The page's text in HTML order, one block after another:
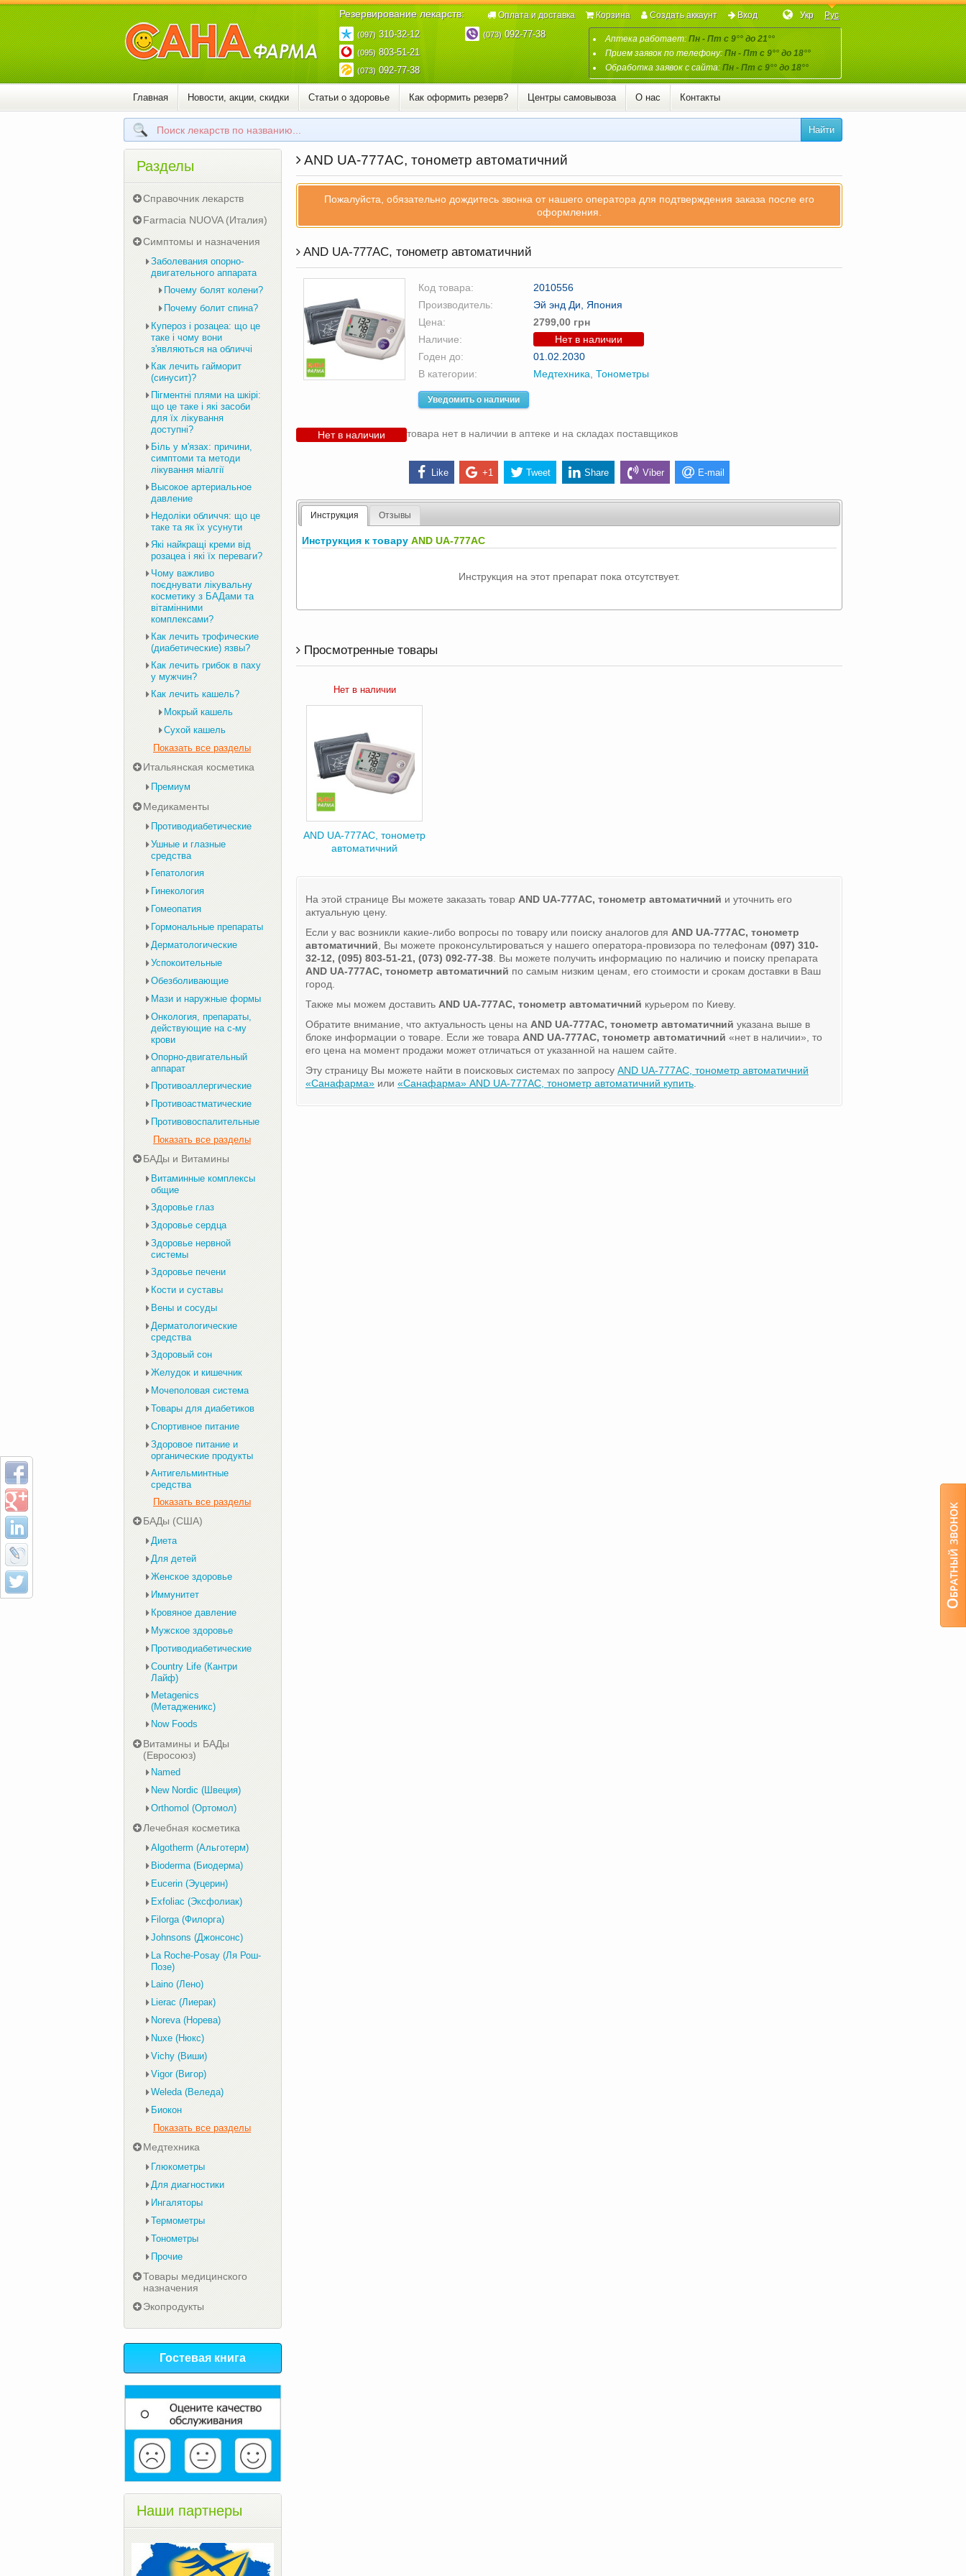
Резервирование лекарств:
(097)310-32-12
(095)803-51-21
(073)092-77-38
(073)092-77-38 Аптека работает:Пн - Пт с 9°° до 21°°
Прием заявок по телефону:Пн - Пт с 9°° до 18°°
Обработка заявок с сайта:Пн - Пт с 9°° до 18°°
Укр Рус
Оплата и доставка Корзина Создать аккаунт Вход
Главная Новости, акции, скидки Статьи о здоровье Как оформить резерв? Центры самовывоза О нас Контакты
Найти
AND UA-777AC, тонометр автоматичний
Пожалуйста, обязательно дождитесь звонка от нашего оператора для подтверждения заказа после его
оформления.
AND UA-777AC, тонометр автоматичний
Код товара:
2010556
Производитель:
Эй энд Ди, Япония
Цена:
2799,00 грн
Наличие:
Нет в наличии
Годен до:
01.02.2030
В категории:
Медтехника Тонометры
Уведомить о наличии
Нет в наличии товара нет в наличии в аптеке и на складах поставщиков
Like +1 Tweet Share Viber E-mail
Инструкция Отзывы
Инструкция к товаруAND UA-777AC
Инструкция на этот препарат пока отсутствует.
Просмотренные товары
Нет в наличии
AND UA-777AC, тонометр
автоматичний
На этой странице Вы можете заказать товар AND UA-777AC, тонометр автоматичний и уточнить его
актуальную цену.
Если у вас возникли какие-либо вопросы по товару или поиску аналогов для AND UA-777AC, тонометр
автоматичний , Вы можете проконсультироваться у нашего оператора-провизора по телефонам (097) 310-
32-12, (095) 803-51-21, (073) 092-77-38 . Вы можете получить информацию по наличию и поиску препарата
AND UA-777AC, тонометр автоматичний по самым низким ценам, его стоимости и срокам доставки в Ваш
город.
Также мы можем доставить AND UA-777AC, тонометр автоматичний курьером по Киеву.
Обратите внимание, что актуальность цены на AND UA-777AC, тонометр автоматичний указана выше в
блоке информации о товаре. Если же товара AND UA-777AC, тонометр автоматичний «нет в наличии», то
его цена на момент продажи может отличаться от указанной на нашем сайте.
Эту страницу Вы можете найти в поисковых системах по запросу AND UA-777AC, тонометр автоматичний
«Санафарма» или «Санафарма» AND UA-777AC, тонометр автоматичний купить
Разделы
Справочник лекарств
Farmacia NUOVA (Италия)
Симптомы и назначения
Заболевания опорно-
двигательного аппарата
Почему болят колени?
Почему болит спина?
Купероз і розацеа: що це
таке і чому вони
з'являються на обличчі
Как лечить гайморит
(синусит)?
Пігментні плями на шкірі:
що це таке і які засоби
для їх лікування
доступні?
Біль у м'язах: причини,
симптоми та методи
лікування міалгії
Высокое артериальное
давление
Недоліки обличчя: що це
таке та як їх усунути
Які найкращі креми від
розацеа і які їх переваги?
Чому важливо
поєднувати лікувальну
косметику з БАДами та
вітамінними
комплексами?
Как лечить трофические
(диабетические) язвы?
Как лечить грибок в паху
у мужчин?
Как лечить кашель?
Мокрый кашель
Сухой кашель
Показать все разделы
Итальянская косметика
Премиум
Медикаменты
Противодиабетические
Ушные и глазные
средства
Гепатология
Гинекология
Гомеопатия
Гормональные препараты
Дерматологические
Успокоительные
Обезболивающие
Мази и наружные формы
Онкология, препараты,
действующие на с-му
крови
Опорно-двигательный
аппарат
Противоаллергические
Противоастматические
Противовоспалительные
Показать все разделы
БАДы и Витамины
Витаминные комплексы
общие
Здоровье глаз
Здоровье сердца
Здоровье нервной
системы
Здоровье печени
Кости и суставы
Вены и сосуды
Дерматологические
средства
Здоровый сон
Желудок и кишечник
Мочеполовая система
Товары для диабетиков
Спортивное питание
Здоровое питание и
органические продукты
Антигельминтные
средства
Показать все разделы
БАДы (США)
Диета
Для детей
Женское здоровье
Иммунитет
Кровяное давление
Мужское здоровье
Противодиабетические
Country Life (Кантри
Лайф)
Metagenics
(Метадженикс)
Now Foods
Витамины и БАДы
(Евросоюз)
Named
New Nordic (Швеция)
Orthomol (Ортомол)
Лечебная косметика
Algotherm (Альготерм)
Bioderma (Биодерма)
Eucerin (Эуцерин)
Exfoliac (Эксфолиак)
Filorga (Филорга)
Johnsons (Джонсонс)
La Roche-Posay (Ля Рош-
Позе)
Laino (Лено)
Lierac (Лиерак)
Noreva (Норева)
Nuxe (Нюкс)
Vichy (Виши)
Vigor (Вигор)
Weleda (Веледа)
Биокон
Показать все разделы
Медтехника
Глюкометры
Для диагностики
Ингаляторы
Термометры
Тонометры
Прочие
Товары медицинского
назначения
Экопродукты
Гостевая книга
Наши партнеры